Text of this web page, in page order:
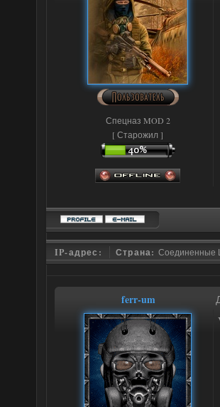
Спецназ MOD 2
[ Старожил ]
IP-адрес: Страна: Соединенные
ferr-um